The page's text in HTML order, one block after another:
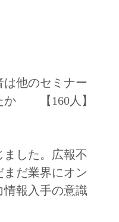
は他のセミナー
か 【160人】
した。広報不
まだ業界にオン
情報入手の意識